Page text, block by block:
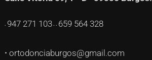
· 947 271 103 · · 659 564 328
· ortodonciaburgos@gmail.com